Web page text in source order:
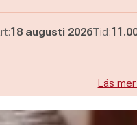
18 augusti 2026Tid:
Läs